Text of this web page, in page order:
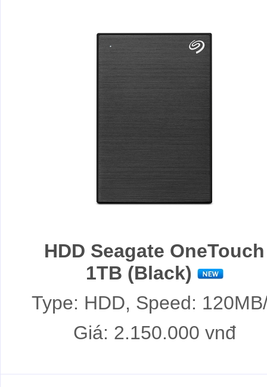
HDD Seagate OneTouch
1TB (Black)
Type: HDD, Speed:
Giá: 2.150.000 vnđ